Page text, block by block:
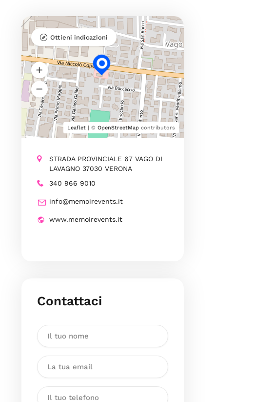
Leaflet| © OpenStreetMapcontributors
Ottieni indicazioni
STRADA PROVINCIALE 67 VAGO DI
LAVAGNO 37030 VERONA
340 966 9010
info@memoirevents.it
www.memoirevents.it
Contattaci